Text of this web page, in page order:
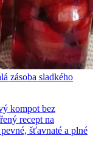
zásoba sladkého
kompot bez
recept na
šťavnaté a plné